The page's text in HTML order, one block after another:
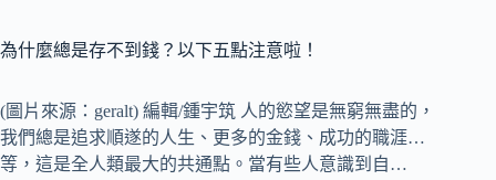
為什麼總是存不到錢？以下五點注意啦！
(圖片來源：geralt) 編輯/鍾宇筑 人的慾望是無窮無盡的，
我們總是追求順遂的人生、更多的金錢、成功的職涯…
等，這是全人類最大的共通點。當有些人意識到自…